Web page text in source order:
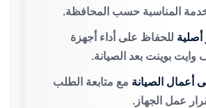
المناسبة حسب المحافظة.
للحفاظ على أداء أجهزة
وايت بوينت بعد الصيانة.
أعمال الصيانة مع متابعة الطلب
عمل الجهاز.